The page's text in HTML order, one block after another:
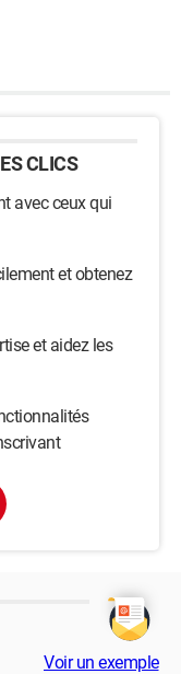
CLICS
avec ceux qui
et obtenez
et aidez les
Voir un exemple